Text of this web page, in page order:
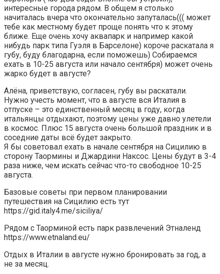
интересные города рядом. В общем я столько
начиталась вчера что окончательно запуталась((( может
тебе как местному будет проще понять что к этому
ближе. Еще очень хочу аквапарк и например какой
нибудь парк типа Гуэля в Барселоне) короче раскатала я
губу, буду благодарна, если поможешь) Собираемся
ехать в 10-25 августа или начало сентября) может очень
жарко будет в августе?
Алёна, приветствую, согласен, губу вы раскатали.
Нужно учесть момент, что в августе вся Италия в
отпуске – это единственный месяц в году, когда
итальянцы отдыхают, поэтому цены уже давно улетели
в космос. Плюс 15 августа очень большой праздник и в
соседние даты всё будет закрыто.
Я бы советовал ехать в начале сентября на Сицилию в
сторону Таормины и Джардини Наксос. Цены будут в 3-4
раза ниже, чем искать сейчас что-то свободное 10-25
августа.
Базовые советы при первом планировании
путешествия на Сицилию есть тут
https://gid.italy4.me/siciliya/
Рядом с Таорминой есть парк развлечений Этналенд
https://www.etnaland.eu/
Отдых в Италии в августе нужно бронировать за год, а
не за месяц.